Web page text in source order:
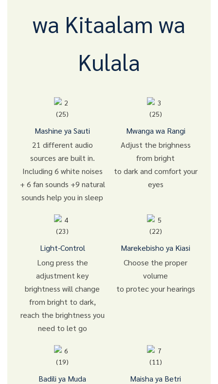
wa Kitaalam wa
Kulala
Mashine ya Sauti
21 different audio
sources are built in.
Including 6 white noises
+ 6 fan sounds +9 natural
sounds help you in sleep
Mwanga wa Rangi
Adjust the brighness
from bright
to dark and comfort your
eyes
Light-Control
Long press the
adjustment key
brightness will change
from bright to dark,
reach the brightness you
need to let go
Marekebisho ya Kiasi
Choose the proper
volume
to protec your hearings
Badili ya Muda
Maisha ya Betri